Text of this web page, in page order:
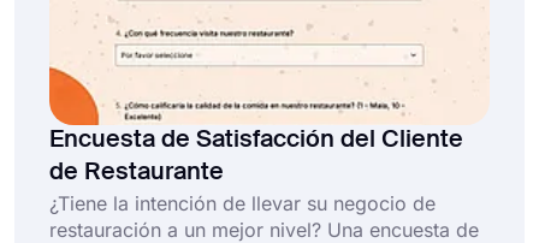
Encuesta de Satisfacción del Cliente
de Restaurante
¿Tiene la intención de llevar su negocio de
restauración a un mejor nivel? Una encuesta de